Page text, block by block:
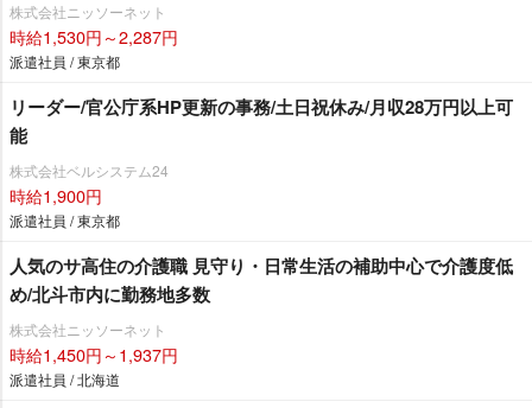
株式会社ニッソーネット
時給1,530円～2,287円
派遣社員 / 東京都
リーダー/官公庁系HP更新の事務/土日祝休み/月収28万円以上可
能
株式会社ベルシステム24
時給1,900円
派遣社員 / 東京都
人気のサ高住の介護職 見守り・日常生活の補助中心で介護度低
め/北斗市内に勤務地多数
株式会社ニッソーネット
時給1,450円～1,937円
派遣社員 / 北海道